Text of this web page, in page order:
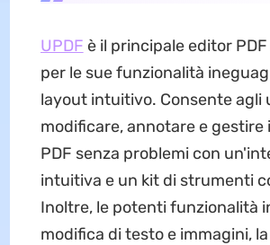
UPDF è il principale editor
per le sue funzionalità
layout intuitivo. Consente agli
modificare, annotare e gestire
PDF senza problemi con
intuitiva e un kit di strumenti
Inoltre, le potenti funzionalità
modifica di testo e immagini, la